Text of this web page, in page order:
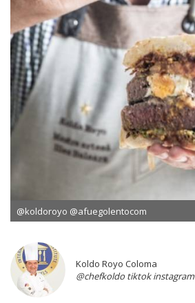
@koldoroyo @afuegolentocom
Koldo Royo Coloma
@chefkoldo tiktok instagram